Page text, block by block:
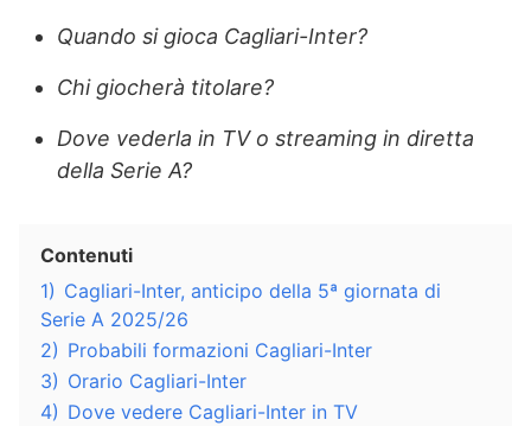
Quando si gioca Cagliari-Inter?
Chi giocherà titolare?
Dove vederla in TV o streaming in diretta
della Serie A?
Contenuti
1) Cagliari-Inter, anticipo della 5ª giornata di
Serie A 2025/26
2) Probabili formazioni Cagliari-Inter
3) Orario Cagliari-Inter
4) Dove vedere Cagliari-Inter in TV